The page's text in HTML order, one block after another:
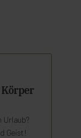
Urlaub?
Geist!